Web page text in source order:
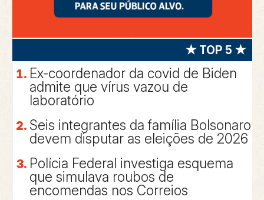
★ TOP 5 ★
Ex-coordenador da covid de Biden
admite que vírus vazou de
laboratório
Seis integrantes da família Bolsonaro
devem disputar as eleições de 2026
Polícia Federal investiga esquema
que simulava roubos de
encomendas nos Correios